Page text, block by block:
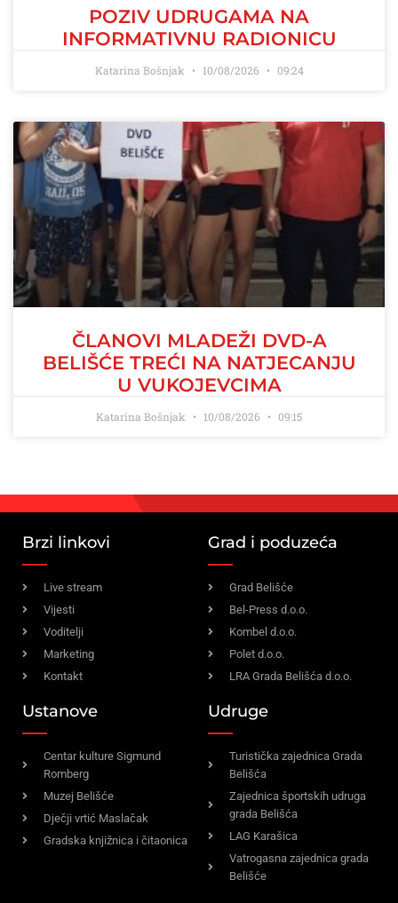
POZIV UDRUGAMA NA
INFORMATIVNU RADIONICU
Katarina Bošnjak 10/08/2026 09:24
ČLANOVI MLADEŽI DVD-A
BELIŠĆE TREĆI NA NATJECANJU
U VUKOJEVCIMA
Katarina Bošnjak 10/08/2026 09:15
Brzi linkovi
Live stream
Vijesti
Voditelji
Marketing
Kontakt
Grad i poduzeća
Grad Belišće
Bel-Press d.o.o.
Kombel d.o.o.
Polet d.o.o.
LRA Grada Belišća d.o.o.
Ustanove
Centar kulture Sigmund
Romberg
Muzej Belišće
Dječji vrtić Maslačak
Gradska knjižnica i čitaonica
Udruge
Turistička zajednica Grada
Belišća
Zajednica športskih udruga
grada Belišća
LAG Karašica
Vatrogasna zajednica grada
Belišće